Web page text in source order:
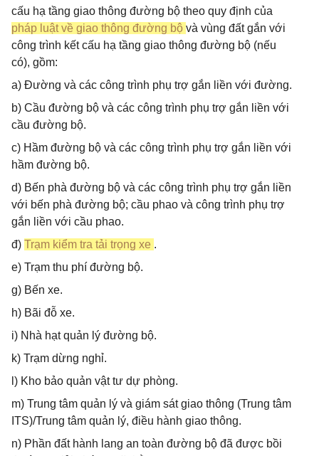
cấu hạ tầng giao thông đường bộ theo quy định của
pháp luật về giao thông đường bộ và vùng đất gắn với
công trình kết cấu hạ tầng giao thông đường bộ (nếu
có), gồm:
a) Đường và các công trình phụ trợ gắn liền với đường.
b) Cầu đường bộ và các công trình phụ trợ gắn liền với
cầu đường bộ.
c) Hầm đường bộ và các công trình phụ trợ gắn liền với
hầm đường bộ.
d) Bến phà đường bộ và các công trình phụ trợ gắn liền
với bến phà đường bộ; cầu phao và công trình phụ trợ
gắn liền với cầu phao.
đ) Trạm kiểm tra tải trọng xe .
e) Trạm thu phí đường bộ.
g) Bến xe.
h) Bãi đỗ xe.
i) Nhà hạt quản lý đường bộ.
k) Trạm dừng nghỉ.
l) Kho bảo quản vật tư dự phòng.
m) Trung tâm quản lý và giám sát giao thông (Trung tâm
ITS)/Trung tâm quản lý, điều hành giao thông.
n) Phần đất hành lang an toàn đường bộ đã được bồi